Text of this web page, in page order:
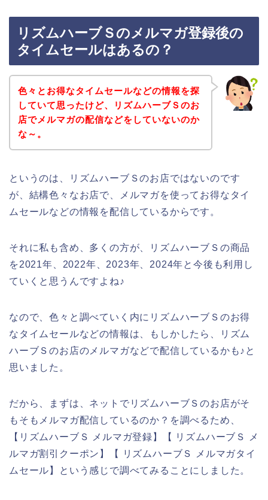
リズムハーブＳのメルマガ登録後の
タイムセールはあるの？
色々とお得なタイムセールなどの情報を探
していて思ったけど、リズムハーブＳのお
店でメルマガの配信などをしていないのか
な～。
というのは、リズムハーブＳのお店ではないのです
が、結構色々なお店で、メルマガを使ってお得なタイ
ムセールなどの情報を配信しているからです。
それに私も含め、多くの方が、リズムハーブＳの商品
を2021年、2022年、2023年、2024年と今後も利用し
ていくと思うんですよね♪
なので、色々と調べていく内にリズムハーブＳのお得
なタイムセールなどの情報は、もしかしたら、リズム
ハーブＳのお店のメルマガなどで配信しているかも♪と
思いました。
だから、まずは、ネットでリズムハーブＳのお店がそ
もそもメルマガ配信しているのか？を調べるため、
【リズムハーブＳ メルマガ登録】【 リズムハーブＳ メ
ルマガ割引クーポン】【 リズムハーブＳ メルマガタイ
ムセール】という感じで調べてみることにしました。